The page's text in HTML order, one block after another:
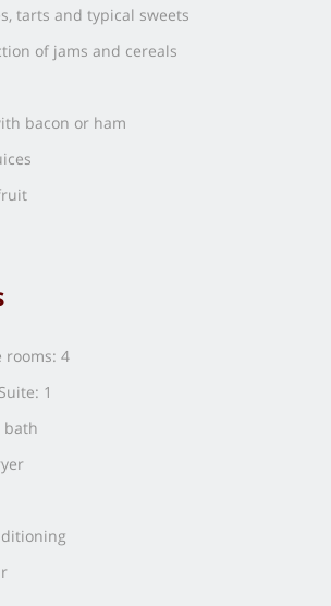
tarts and typical sweets
of jams and cereals
bacon or ham
rooms: 4
1
bath